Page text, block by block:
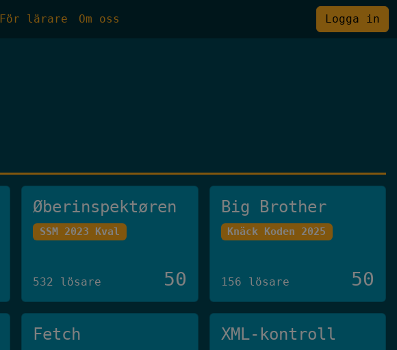
För lärare Om oss Logga in
Øberinspektøren
SSM 2023 Kval
532 lösare 50
Big Brother
Knäck Koden 2025
156 lösare 50
Fetch XML-kontroll